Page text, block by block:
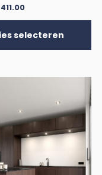
411.00
selecteren